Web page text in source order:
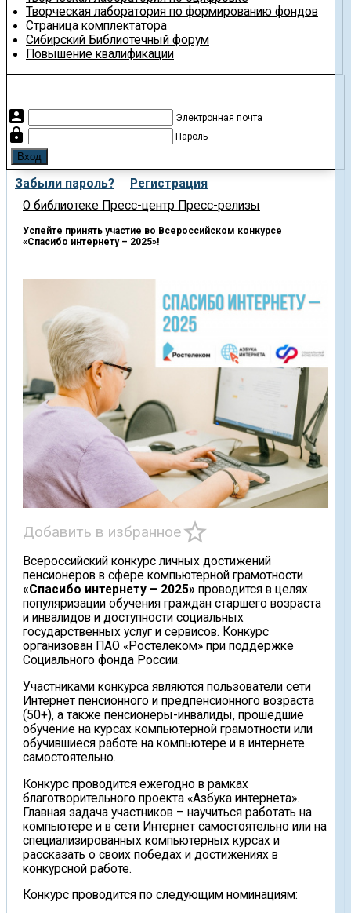
Творческая лаборатория по формированию фондов
Страница комплектатора
Сибирский Библиотечный форум
Повышение квалификации
account_box Электронная почта
lock Пароль
Забыли пароль?
Регистрация
О библиотеке Пресс-центр Пресс-релизы
Успейте принять участие во Всероссийском конкурсе
«Спасибо интернету – 2025»!
Добавить в избранноеstar_border
Всероссийский конкурс личных достижений
пенсионеров в сфере компьютерной грамотности
«Спасибо интернету – 2025» проводится в целях
популяризации обучения граждан старшего возраста
и инвалидов и доступности социальных
государственных услуг и сервисов. Конкурс
организован ПАО «Ростелеком» при поддержке
Социального фонда России.
Участниками конкурса являются пользователи сети
Интернет пенсионного и предпенсионного возраста
(50+), а также пенсионеры-инвалиды, прошедшие
обучение на курсах компьютерной грамотности или
обучившиеся работе на компьютере и в интернете
самостоятельно.
Конкурс проводится ежегодно в рамках
благотворительного проекта «Азбука интернета».
Главная задача участников – научиться работать на
компьютере и в сети Интернет самостоятельно или на
специализированных компьютерных курсах и
рассказать о своих победах и достижениях в
конкурсной работе.
Конкурс проводится по следующим номинациям: